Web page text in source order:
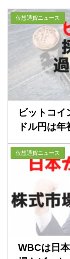
仮想通貨ニュース
ビットコイ
ドル円は年
仮想通貨ニュース
WBCは日